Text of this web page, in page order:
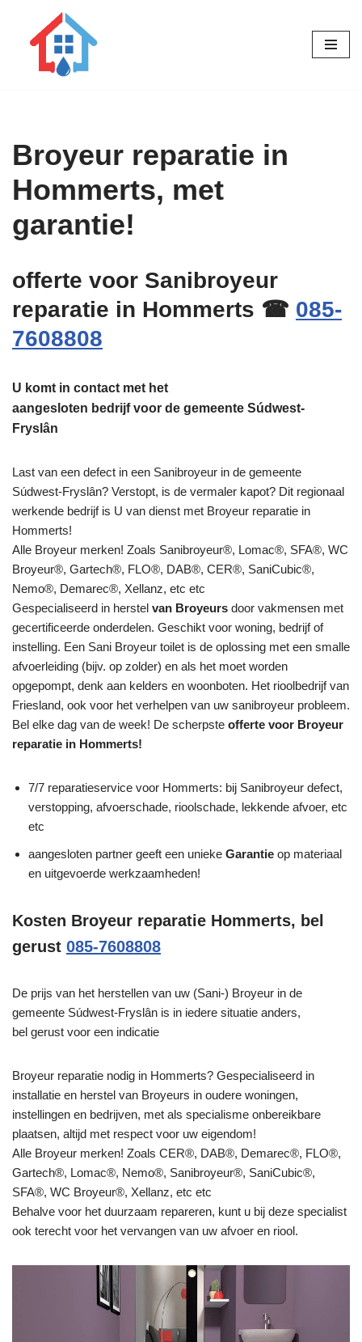
Broyeur reparatie in
Hommerts, met
garantie!
offerte voor Sanibroyeur
reparatie in Hommerts ☎ 085-
7608808
U komt in contact met het
aangesloten bedrijf voor de gemeente Súdwest-
Fryslân
Last van een defect in een Sanibroyeur in de gemeente
Súdwest-Fryslân? Verstopt, is de vermaler kapot? Dit regionaal
werkende bedrijf is U van dienst met Broyeur reparatie in
Hommerts!
Alle Broyeur merken! Zoals Sanibroyeur®, Lomac®, SFA®, WC
Broyeur®, Gartech®, FLO®, DAB®, CER®, SaniCubic®,
Nemo®, Demarec®, Xellanz, etc etc
Gespecialiseerd in herstel van Broyeurs door vakmensen met
gecertificeerde onderdelen. Geschikt voor woning, bedrijf of
instelling. Een Sani Broyeur toilet is de oplossing met een smalle
afvoerleiding (bijv. op zolder) en als het moet worden
opgepompt, denk aan kelders en woonboten. Het rioolbedrijf van
Friesland, ook voor het verhelpen van uw sanibroyeur probleem.
Bel elke dag van de week! De scherpste offerte voor Broyeur
reparatie in Hommerts!
7/7 reparatieservice voor Hommerts: bij Sanibroyeur defect,
verstopping, afvoerschade, rioolschade, lekkende afvoer, etc
etc
aangesloten partner geeft een unieke Garantie op materiaal
en uitgevoerde werkzaamheden!
Kosten Broyeur reparatie Hommerts, bel
gerust 085-7608808
De prijs van het herstellen van uw (Sani-) Broyeur in de
gemeente Súdwest-Fryslân is in iedere situatie anders,
bel gerust voor een indicatie
Broyeur reparatie nodig in Hommerts? Gespecialiseerd in
installatie en herstel van Broyeurs in oudere woningen,
instellingen en bedrijven, met als specialisme onbereikbare
plaatsen, altijd met respect voor uw eigendom!
Alle Broyeur merken! Zoals CER®, DAB®, Demarec®, FLO®,
Gartech®, Lomac®, Nemo®, Sanibroyeur®, SaniCubic®,
SFA®, WC Broyeur®, Xellanz, etc etc
Behalve voor het duurzaam repareren, kunt u bij deze specialist
ook terecht voor het vervangen van uw afvoer en riool.